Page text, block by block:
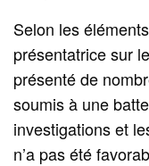
Selon les
présentatrice sur
présenté de
soumis à une
investigations et
n’a pas été